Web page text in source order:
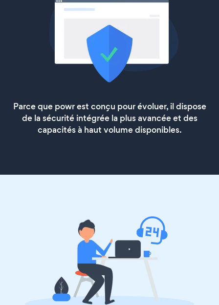
Parce que powr est conçu pour évoluer, il dispose
de la sécurité intégrée la plus avancée et des
capacités à haut volume disponibles.